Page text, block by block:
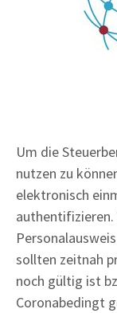
Um die
nutzen zu
elektronisch
authentifizieren.
sollten zeitnah
noch gültig ist
Coronabedingt